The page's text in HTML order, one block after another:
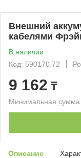
Внешний
кабелями
В наличии
Код: 590170.72
9 162 ₸
Минимальная сумма
Описание